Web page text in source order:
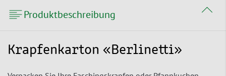
Produktbeschreibung
Krapfenkarton «Berlinetti»